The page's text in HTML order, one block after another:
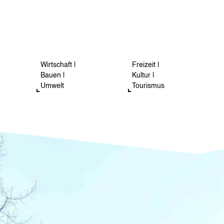
Wirtschaft |
Bauen |
Umwelt
Freizeit |
Kultur |
Tourismus